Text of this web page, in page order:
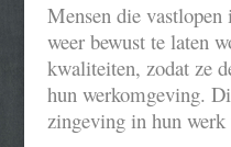
Mensen die
weer bewust te laten
kwaliteiten, zodat ze
hun werkomgeving.
zingeving in hun werk